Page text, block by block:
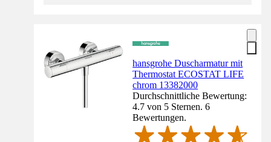
hansgrohe Duscharmatur mit
Thermostat ECOSTAT LIFE
chrom 13382000
Durchschnittliche Bewertung:
4.7 von 5 Sternen. 6
Bewertungen.